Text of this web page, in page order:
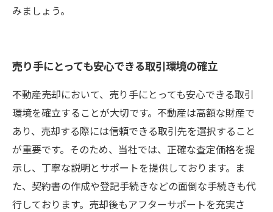
みましょう。
売り手にとっても安心できる取引環境の確立
不動産売却において、売り手にとっても安心できる取引
環境を確立することが大切です。不動産は高額な財産で
あり、売却する際には信頼できる取引先を選択すること
が重要です。そのため、当社では、正確な査定価格を提
示し、丁寧な説明とサポートを提供しております。ま
た、契約書の作成や登記手続きなどの面倒な手続きも代
行しております。売却後もアフターサポートを充実さ